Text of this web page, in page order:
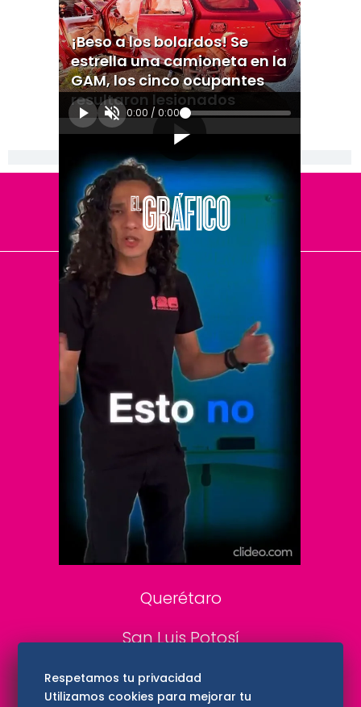
¡Beso a los bolardos! Se
estrella una camioneta en la
GAM, los cinco ocupantes
resultaron lesionados
0:00 / 0:00
[Publicidad]
El Universal
Vive USA
Clase
De 10 sports
DeDinero
Confabulario
Aviso Oportuno
Consultas
Querétaro
San Luis Potosí
Edomex
Respetamos tu privacidad
Utilizamos cookies para mejorar tu